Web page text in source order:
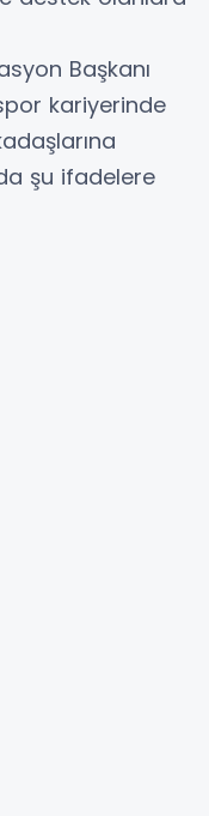
Başkanı
kariyerinde
şu ifadelere